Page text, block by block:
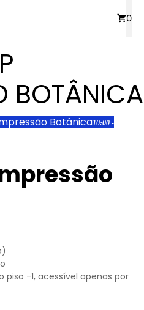
0
BOTÂNICA
Botânica10:00 -
piso -1, acessível apenas por